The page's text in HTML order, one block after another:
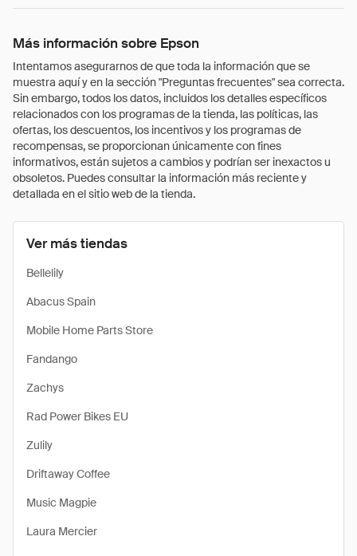
Más información sobre Epson
Intentamos asegurarnos de que toda la información que se
muestra aquí y en la sección "Preguntas frecuentes" sea correcta.
Sin embargo, todos los datos, incluidos los detalles específicos
relacionados con los programas de la tienda, las políticas, las
ofertas, los descuentos, los incentivos y los programas de
recompensas, se proporcionan únicamente con fines
informativos, están sujetos a cambios y podrían ser inexactos u
obsoletos. Puedes consultar la información más reciente y
detallada en el sitio web de la tienda.
Ver más tiendas
Bellelily
Abacus Spain
Mobile Home Parts Store
Fandango
Zachys
Rad Power Bikes EU
Zulily
Driftaway Coffee
Music Magpie
Laura Mercier